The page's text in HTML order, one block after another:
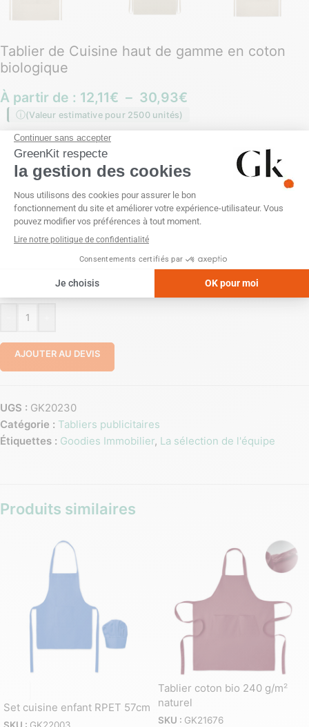
Tablier de Cuisine haut de gamme en coton
biologique
À partir de : 12,11€ – 30,93€
(Valeur estimative pour 2500 unités)
Découvrez notre tablier de cuisine réglable fabriqué en coton
et toile organique de qualité supérieure : pour les chefs ou les
amateurs de cuisine !
PERSONNALISATION
Broderie Sans personnalisation
Sérigraphie (3 couleurs)
Sérigraphie (4 couleurs) Transfert numérique (quadri)
AJOUTER AU DEVIS
UGS : GK20230
Catégorie : Tabliers publicitaires
Étiquettes : Goodies Immobilier, La sélection de l'équipe
Produits similaires
Set cuisine enfant RPET 57cm
Tablier coton bio 240 g/m²
naturel
SKU : GK21676